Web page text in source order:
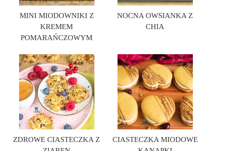
MINI MIODOWNIKI Z
KREMEM
POMARAŃCZOWYM
NOCNA OWSIANKA Z
CHIA
ZDROWE CIASTECZKA Z
CIASTECZKA MIODOWE